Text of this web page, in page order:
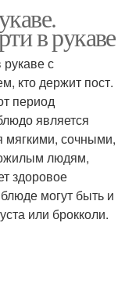
в рукаве
с
кто держит пост.
период
является
мягкими, сочными,
людям,
здоровое
могут быть и
или брокколи.